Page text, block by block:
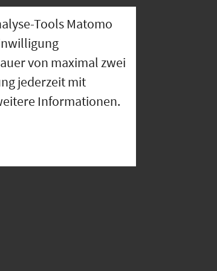
Tools Matomo
von maximal zwei
jederzeit mit
Informationen.